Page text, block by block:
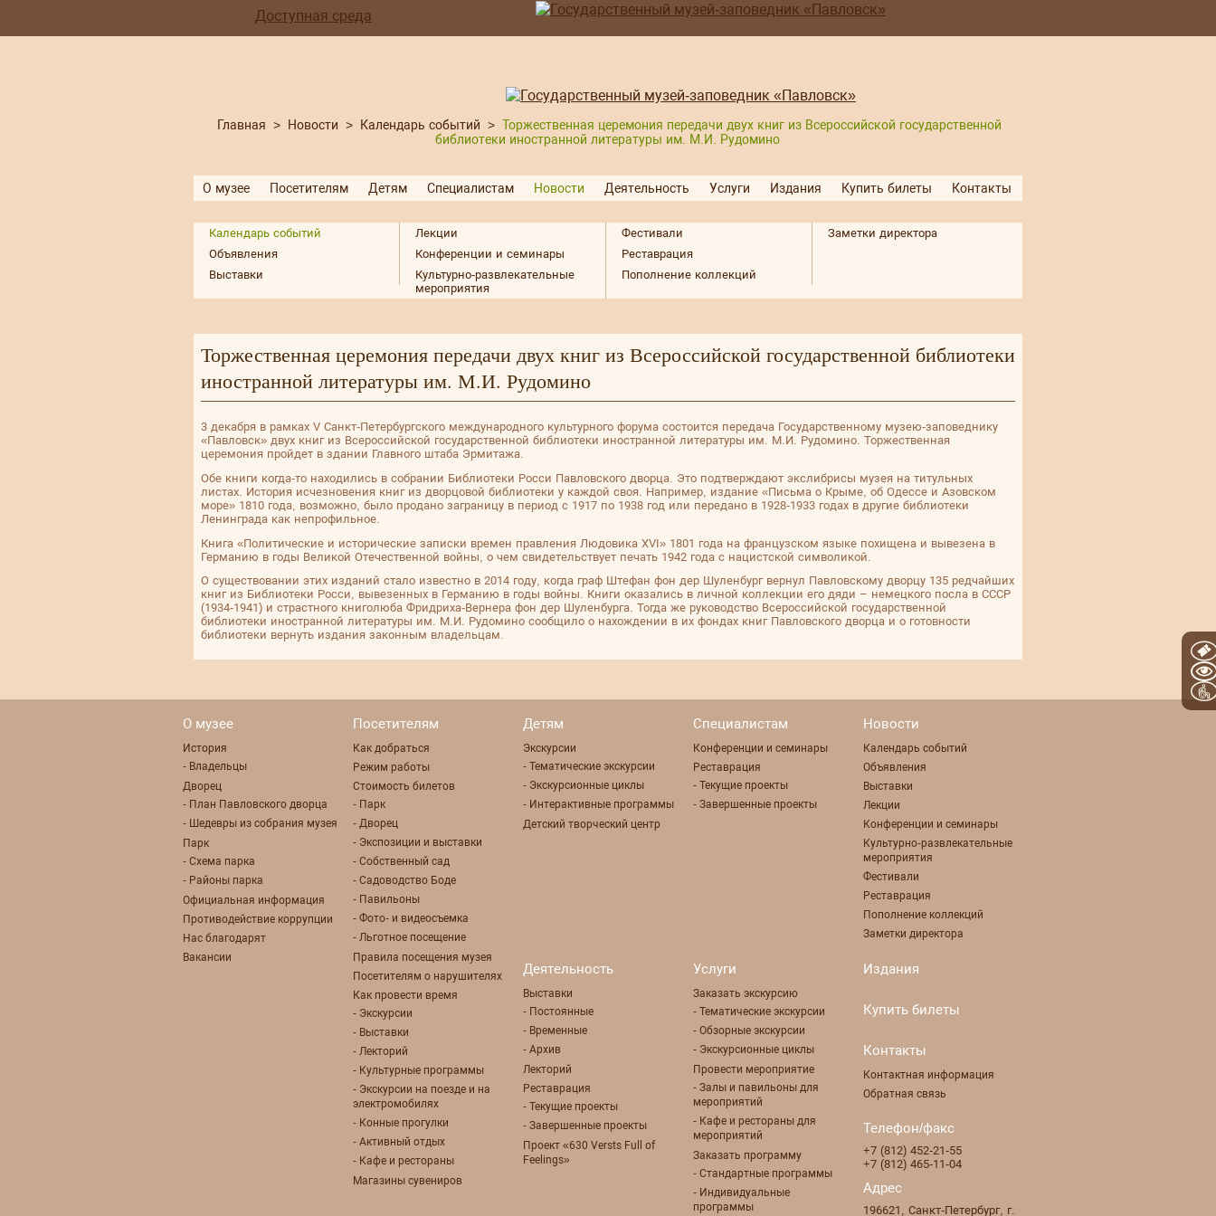
Доступная среда
Главная > Новости > Календарь событий > Торжественная церемония передачи двух книг из Всероссийской государственной
библиотеки иностранной литературы им. М.И. Рудомино
О музее Посетителям Детям Специалистам Новости Деятельность Услуги Издания Купить билеты Контакты
Календарь событий
Объявления
Выставки
Лекции
Конференции и семинары
Культурно-развлекательные
мероприятия
Фестивали
Реставрация
Пополнение коллекций
Заметки директора
Торжественная церемония передачи двух книг из Всероссийской государственной библиотеки
иностранной литературы им. М.И. Рудомино
3 декабря в рамках V Санкт-Петербургского международного культурного форума состоится передача Государственному музею-заповеднику
«Павловск» двух книг из Всероссийской государственной библиотеки иностранной литературы им. М.И. Рудомино. Торжественная
церемония пройдет в здании Главного штаба Эрмитажа.
Обе книги когда-то находились в собрании Библиотеки Росси Павловского дворца. Это подтверждают экслибрисы музея на титульных
листах. История исчезновения книг из дворцовой библиотеки у каждой своя. Например, издание «Письма о Крыме, об Одессе и Азовском
море» 1810 года, возможно, было продано заграницу в период с 1917 по 1938 год или передано в 1928-1933 годах в другие библиотеки
Ленинграда как непрофильное.
Книга «Политические и исторические записки времен правления Людовика XVI» 1801 года на французском языке похищена и вывезена в
Германию в годы Великой Отечественной войны, о чем свидетельствует печать 1942 года с нацистской символикой.
О существовании этих изданий стало известно в 2014 году, когда граф Штефан фон дер Шуленбург вернул Павловскому дворцу 135 редчайших
книг из Библиотеки Росси, вывезенных в Германию в годы войны. Книги оказались в личной коллекции его дяди – немецкого посла в СССР
(1934-1941) и страстного книголюба Фридриха-Вернера фон дер Шуленбурга. Тогда же руководство Всероссийской государственной
библиотеки иностранной литературы им. М.И. Рудомино сообщило о нахождении в их фондах книг Павловского дворца и о готовности
библиотеки вернуть издания законным владельцам.
О музее
История
- Владельцы
Дворец
- План Павловского дворца
- Шедевры из собрания музея
Парк
- Схема парка
- Районы парка
Официальная информация
Противодействие коррупции
Нас благодарят
Вакансии
Посетителям
Как добраться
Режим работы
Стоимость билетов
- Парк
- Дворец
- Экспозиции и выставки
- Собственный сад
- Садоводство Боде
- Павильоны
- Фото- и видеосъемка
- Льготное посещение
Правила посещения музея
Посетителям о нарушителях
Как провести время
- Экскурсии
- Выставки
- Лекторий
- Культурные программы
- Экскурсии на поезде и на
электромобилях
- Конные прогулки
- Активный отдых
- Кафе и рестораны
Магазины сувениров
Детям
Экскурсии
- Тематические экскурсии
- Экскурсионные циклы
- Интерактивные программы
Детский творческий центр
Специалистам
Конференции и семинары
Реставрация
- Текущие проекты
- Завершенные проекты
Новости
Календарь событий
Объявления
Выставки
Лекции
Конференции и семинары
Культурно-развлекательные
мероприятия
Фестивали
Реставрация
Пополнение коллекций
Заметки директора
Деятельность
Выставки
- Постоянные
- Временные
- Архив
Лекторий
Реставрация
- Текущие проекты
- Завершенные проекты
Проект «630 Versts Full of
Feelings»
Услуги
Заказать экскурсию
- Тематические экскурсии
- Обзорные экскурсии
- Экскурсионные циклы
Провести мероприятие
- Залы и павильоны для
мероприятий
- Кафе и рестораны для
мероприятий
Заказать программу
- Стандартные программы
- Индивидуальные
программы
Издания
Купить билеты
Контакты
Контактная информация
Обратная связь
Телефон/факс
+7 (812) 452-21-55
+7 (812) 465-11-04
Адрес
196621 , Санкт-Петербург, г.